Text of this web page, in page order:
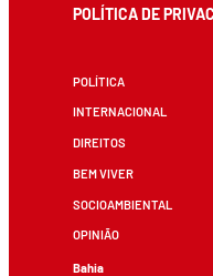
POLÍTICA DE
POLÍTICA
INTERNACIONAL
DIREITOS
BEM VIVER
SOCIOAMBIENTAL
OPINIÃO
Bahia